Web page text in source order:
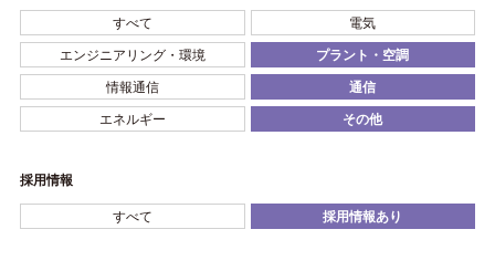
すべて 電気
エンジニアリング・環境 プラント・空調
情報通信 通信
エネルギー その他
採用情報
すべて 採用情報あり